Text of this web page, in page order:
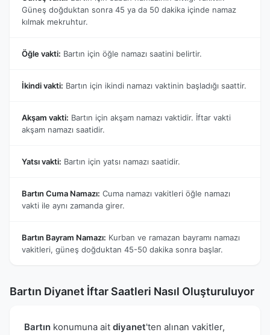
Güneş doğduktan sonra 45 ya da 50 dakika içinde namaz
kılmak mekruhtur.
Öğle vakti: Bartın için öğle namazı saatini belirtir.
İkindi vakti: Bartın için ikindi namazı vaktinin başladığı saattir.
Akşam vakti: Bartın için akşam namazı vaktidir. İftar vakti
akşam namazı saatidir.
Yatsı vakti: Bartın için yatsı namazı saatidir.
Bartın Cuma Namazı: Cuma namazı vakitleri öğle namazı
vakti ile aynı zamanda girer.
Bartın Bayram Namazı: Kurban ve ramazan bayramı namazı
vakitleri, güneş doğduktan 45-50 dakika sonra başlar.
Bartın Diyanet İftar Saatleri Nasıl Oluşturuluyor
Bartın konumuna ait diyanet'ten alınan vakitler,